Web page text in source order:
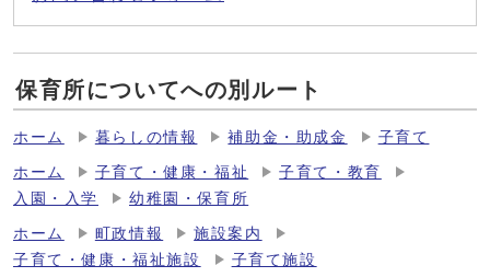
保育所についてへの別ルート
ホーム 暮らしの情報 補助金・助成金 子育て
ホーム 子育て・健康・福祉
子育て・教育
入園・入学
幼稚園・保育所
ホーム 町政情報
施設案内
子育て・健康・福祉施設
子育て施設